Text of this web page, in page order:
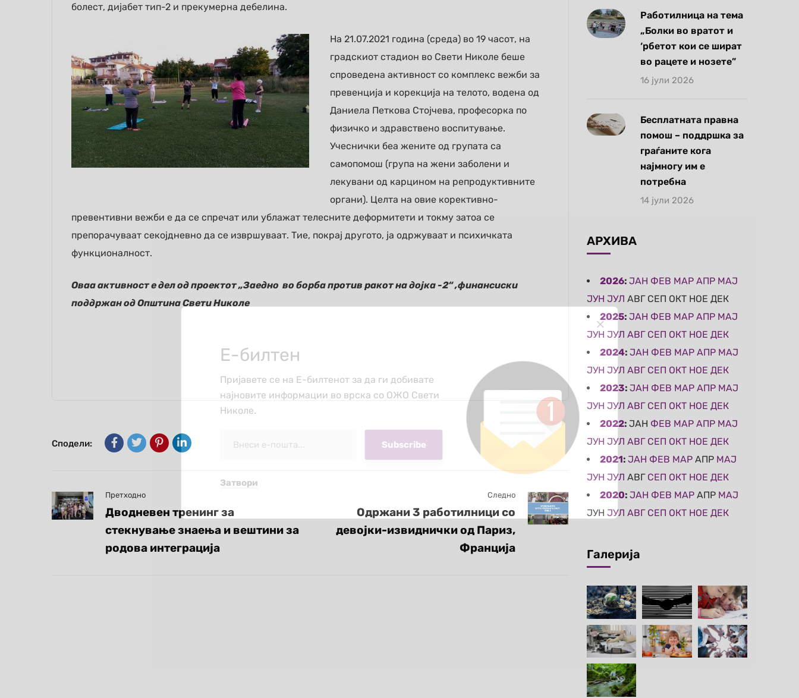
болест, дијабет тип-2 и прекумерна дебелина.
На 21.07.2021 година (среда) во 19 часот, на
градскиот стадион во Свети Николе беше
спроведена активност со комплекс вежби за
превенција и корекција на телото, водена од
Даниела Петкова Стојчева, професорка по
физичко и здравствено воспитување.
Учеснички беа жените од групата са
самопомош (група на жени заболени и
лекувани од карцином на репродуктивните
органи). Целта на овие корективно-
превентивни вежби е да се спречат или ублажат телесните деформитети и токму затоа се
препорачуваат секојдневно да се извршуваат. Тие, покрај другото, ја одржуваат и психичката
функционалност.
Оваа активност е дел од проектот „Заедно во борба против ракот на дојка -2“ ,финансиски
поддржан од Општина Свети Николе
Сподели:
Претходно
Дводневен тренинг за
стекнување знаења и вештини за
родова интеграција
Следно
Одржани 3 работилници со
девојки-извиднички од Париз,
Франција
Работилница на тема
„Болки во вратот и
‘рбетот кои се шират
во рацете и нозете”
16 јули 2026
Бесплатната правна
помош – поддршка за
граѓаните кога
најмногу им е
потребна
14 јули 2026
АРХИВА
2026: ЈАН ФЕВ МАР АПР МАЈ
ЈУН ЈУЛ АВГ СЕП ОКТ НОЕ ДЕК
2025: ЈАН ФЕВ МАР АПР МАЈ
ЈУН ЈУЛ АВГ СЕП ОКТ НОЕ ДЕК
2024: ЈАН ФЕВ МАР АПР МАЈ
ЈУН ЈУЛ АВГ СЕП ОКТ НОЕ ДЕК
2023: ЈАН ФЕВ МАР АПР МАЈ
ЈУН ЈУЛ АВГ СЕП ОКТ НОЕ ДЕК
2022: ЈАН ФЕВ МАР АПР МАЈ
ЈУН ЈУЛ АВГ СЕП ОКТ НОЕ ДЕК
2021: ЈАН ФЕВ МАР АПР МАЈ
ЈУН ЈУЛ АВГ СЕП ОКТ НОЕ ДЕК
2020: ЈАН ФЕВ МАР АПР МАЈ
ЈУН ЈУЛ АВГ СЕП ОКТ НОЕ ДЕК
Галерија
Е-билтен
Пријавете се на Е-билтенот за да ги добивате
најновите информации во врска со ОЖО Свети
Николе.
Затвори